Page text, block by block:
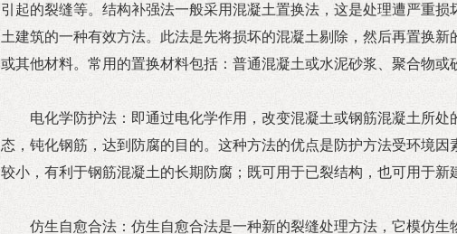
引起的裂缝等。结构补强法一般采用混凝土置换法，这是处理遭严重损
土建筑的一种有效方法。此法是先将损坏的混凝土剔除，然后再置换新
或其他材料。常用的置换材料包括：普通混凝土或水泥砂浆、聚合物或
电化学防护法：即通过电化学作用，改变混凝土或钢筋混凝土所处
态，钝化钢筋，达到防腐的目的。这种方法的优点是防护方法受环境因
较小，有利于钢筋混凝土的长期防腐；既可用于已裂结构，也可用于新
仿生自愈合法：仿生自愈合法是一种新的裂缝处理方法，它模仿生